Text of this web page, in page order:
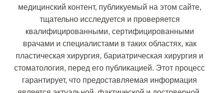
медицинский контент, публикуемый на этом сайте,
тщательно исследуется и проверяется
квалифицированными, сертифицированными
врачами и специалистами в таких областях, как
пластическая хирургия, бариатрическая хирургия и
стоматология, перед его публикацией. Этот процесс
гарантирует, что предоставляемая информация